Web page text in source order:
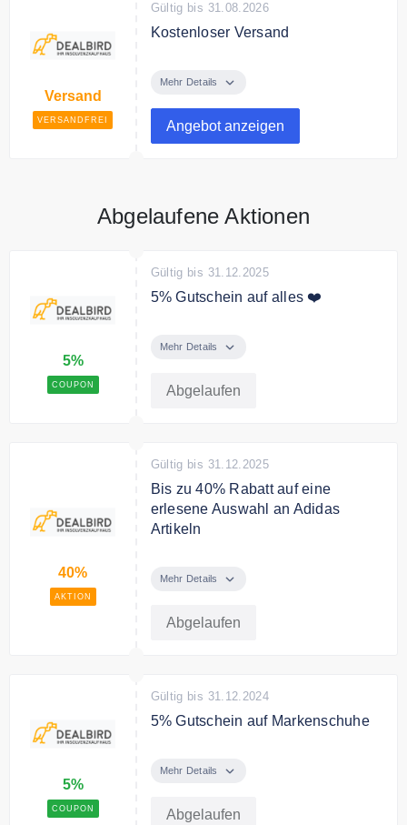
Versand
VERSANDFREI
Gültig bis 31.08.2026
Kostenloser Versand
versandkostenfrei.
Mehr Details
Angebot anzeigen
Abgelaufene Aktionen
5%
COUPON
Gültig bis 31.12.2025
5% Gutschein auf alles ❤️
Newsletter an und erhalte einen
Bestellung.
Mehr Details
Abgelaufen
40%
AKTION
Gültig bis 31.12.2025
Bis zu 40% Rabatt auf eine
erlesene Auswahl an Adidas
Artikeln
erlesene Auswahl an Adidas
Jogginghosen, stylishe
Mehr Details
Abgelaufen
5%
COUPON
Gültig bis 31.12.2024
5% Gutschein auf Markenschuhe
Dealbird.
Mehr Details
Abgelaufen